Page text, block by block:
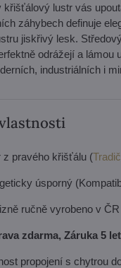
křišťálový lustr vás
záhybech definuje
jiskřivý lesk.
odrážejí a
industriálních i
z pravého křišťálu (
úsporný
ručně vyrobeno v ČR
zdarma, Záruka 5 let
propojení s chytrou